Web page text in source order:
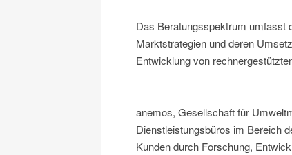
Das Beratungsspektrum umfasst
Marktstrategien und deren
Entwicklung von
anemos, Gesellschaft für
Dienstleistungsbüros im Bereich
Kunden durch Forschung,